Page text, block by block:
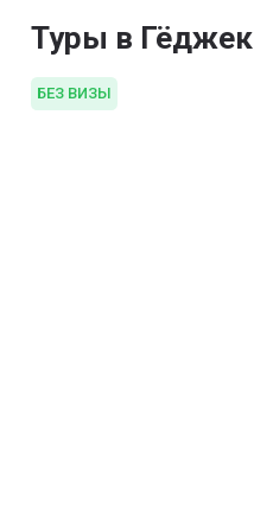
Туры в Гёджек
БЕЗ ВИЗЫ